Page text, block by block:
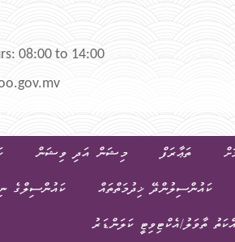
08:00 to 14:00
ތަޢާރަފް މިޝަން އަދި ވިޝަން
ކައުންސިލުންދޭ ޚިދުމަތްތައް
ކައުންސިލްގެ
ތާވަލު/އެކްޓިވިޓީ ކަލަންޑަރު